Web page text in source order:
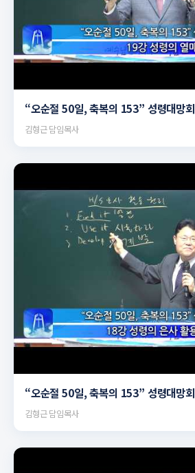
▶
“오순절 50일, 축복의 153” 성령대망회
김형근 담임목사
▶
“오순절 50일, 축복의 153” 성령대망회
김형근 담임목사